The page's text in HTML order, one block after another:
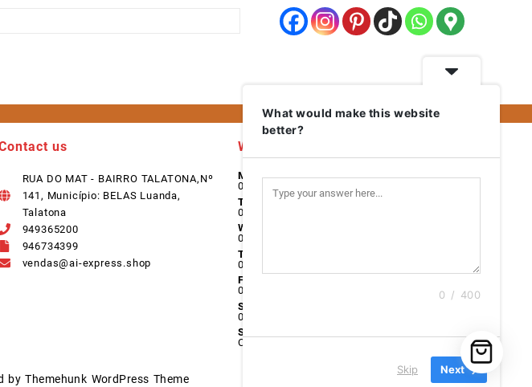
us
RUA DO MAT - BAIRRO TALATONA,Nº
141, Município: BELAS Luanda,
Talatona
949365200
946734399
vendas@ai-express.shop
Work Days
Monday
08:00 - 17:00
Tuesday
08:00 - 17:00
Wednesday
08:00 - 17:00
Thursday
08:00 - 17:00
Friday
08:00 - 17:00
Saturday
09:00 - 13:00
Sunday
Closed
by Themehunk WordPress Theme
What would make this website
better?
0 / 400
Skip Next